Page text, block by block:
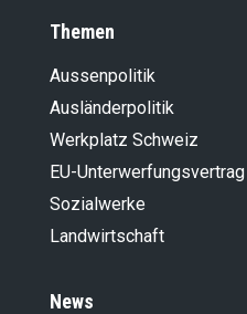
Themen
Aussenpolitik
Ausländer­politik
Werkplatz Schweiz
EU-Unterwerfungsvertrag
Sozialwerke
Landwirt­schaft
News